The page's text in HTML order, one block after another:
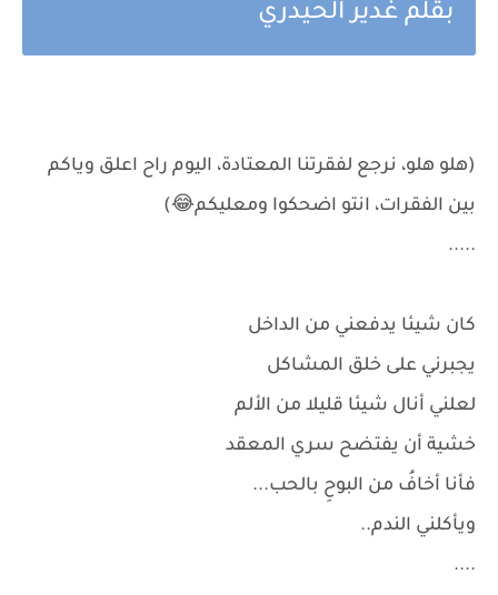
بقلم غدير الحيدري
(هلو هلو، نرجع لفقرتنا المعتادة، اليوم راح اعلق وياكم
بين الفقرات، انتو اضحكوا ومعليكم😂)
.....
كان شيئا يدفعني من الداخل
يجبرني على خلق المشاكل
لعلني أنال شيئا قليلا من الألم
خشية أن يفتضح سري المعقد
فأنا أخافُ من البوحِ بالحب...
ويأكلني الندم..
....